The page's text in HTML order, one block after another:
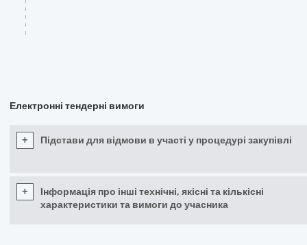
Електронні тендерні вимоги
+ Підстави для відмови в участі у процедурі закупівлі
+
Інформація про інші технічні, якісні та кількісні
характеристики та вимоги до учасника